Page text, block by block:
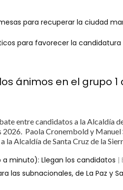
para recuperar la ciudad
para favorecer la candidatura
ánimos en el grupo
entre candidatos a la Alcaldía
Paola Cronembold y Manuel
Alcaldía de Santa Cruz de la
minuto): Llegan los candidatos |
las subnacionales, de La Paz y